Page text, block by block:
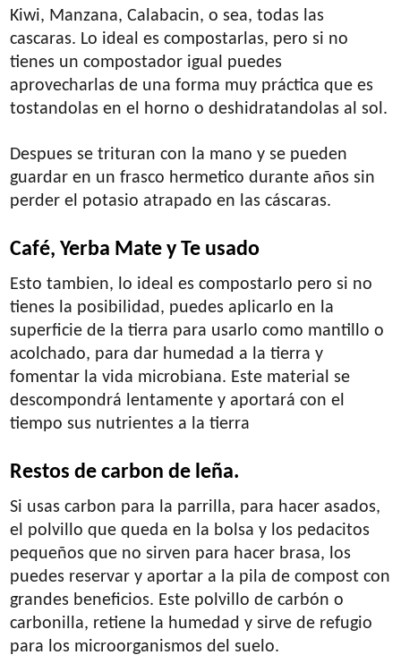
Kiwi, Manzana, Calabacin, o sea, todas las
cascaras. Lo ideal es compostarlas, pero si no
tienes un compostador igual puedes
aprovecharlas de una forma muy práctica que es
tostandolas en el horno o deshidratandolas al sol.
Despues se trituran con la mano y se pueden
guardar en un frasco hermetico durante años sin
perder el potasio atrapado en las cáscaras.
Café, Yerba Mate y Te usado
Esto tambien, lo ideal es compostarlo pero si no
tienes la posibilidad, puedes aplicarlo en la
superficie de la tierra para usarlo como mantillo o
acolchado, para dar humedad a la tierra y
fomentar la vida microbiana. Este material se
descompondrá lentamente y aportará con el
tiempo sus nutrientes a la tierra
Restos de carbon de leña.
Si usas carbon para la parrilla, para hacer asados,
el polvillo que queda en la bolsa y los pedacitos
pequeños que no sirven para hacer brasa, los
puedes reservar y aportar a la pila de compost con
grandes beneficios. Este polvillo de carbón o
carbonilla, retiene la humedad y sirve de refugio
para los microorganismos del suelo.